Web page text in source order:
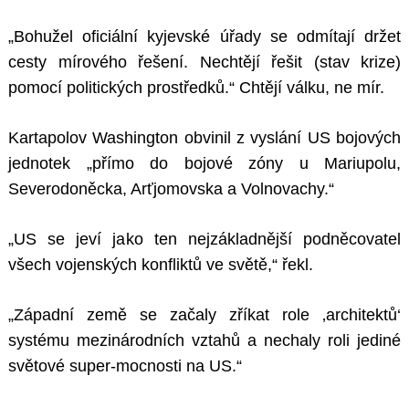
„Bohužel oficiální kyjevské úřady se odmítají držet
cesty mírového řešení. Nechtějí řešit (stav krize)
pomocí politických prostředků.“ Chtějí válku, ne mír.
Kartapolov Washington obvinil z vyslání US bojových
jednotek „přímo do bojové zóny u Mariupolu,
Severodoněcka, Arťjomovska a Volnovachy.“
„US se jeví jako ten nejzákladnější podněcovatel
všech vojenských konfliktů ve světě,“ řekl.
„Západní země se začaly zříkat role ‚architektů‘
systému mezinárodních vztahů a nechaly roli jediné
světové super-mocnosti na US.“